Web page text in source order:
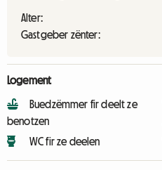
Alter:
Gastgeber zënter:
Logement
Buedzëmmer fir deelt ze
benotzen
WC fir ze deelen